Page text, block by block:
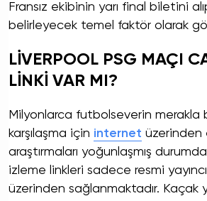
Fransız ekibinin yarı final biletini
belirleyecek temel faktör olarak
LİVERPOOL PSG MAÇI
LİNKİ VAR MI?
Milyonlarca futbolseverin merakla
karşılaşma için internet üzerinden
araştırmaları yoğunlaşmış
izleme linkleri sadece resmi
üzerinden sağlanmaktadır. Kaçak